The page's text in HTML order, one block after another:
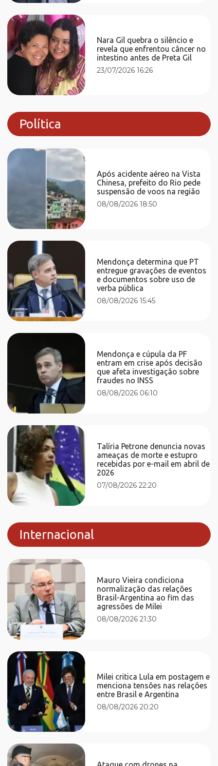
Nara Gil quebra o silêncio e
revela que enfrentou câncer no
intestino antes de Preta Gil
23/07/2026 16:26
Política
Após acidente aéreo na Vista
Chinesa, prefeito do Rio pede
suspensão de voos na região
08/08/2026 18:50
Mendonça determina que PT
entregue gravações de eventos
e documentos sobre uso de
verba pública
08/08/2026 15:45
Mendonça e cúpula da PF
entram em crise após decisão
que afeta investigação sobre
fraudes no INSS
08/08/2026 06:10
Talíria Petrone denuncia novas
ameaças de morte e estupro
recebidas por e-mail em abril de
2026
07/08/2026 22:20
Internacional
Mauro Vieira condiciona
normalização das relações
Brasil-Argentina ao fim das
agressões de Milei
08/08/2026 21:30
Milei critica Lula em postagem e
menciona tensões nas relações
entre Brasil e Argentina
08/08/2026 20:20